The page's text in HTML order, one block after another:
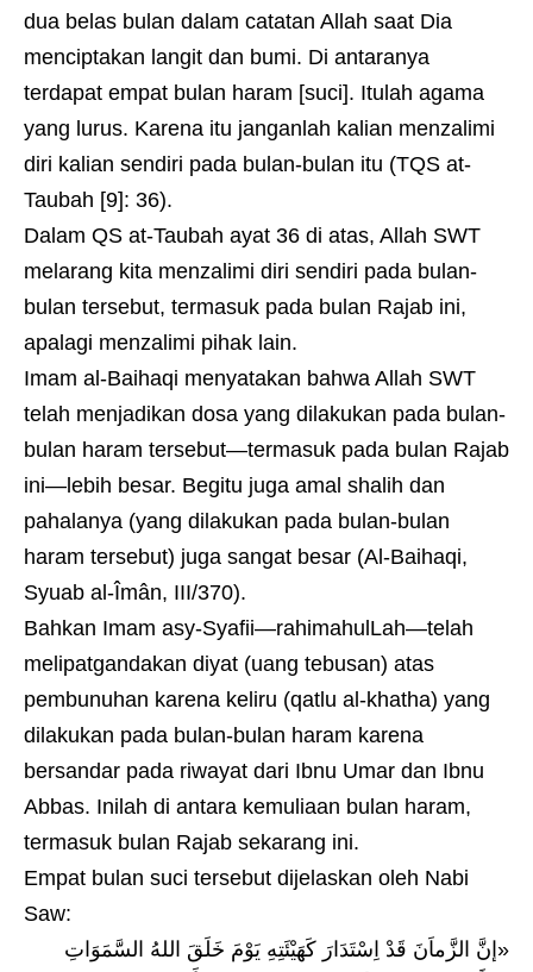
dua belas bulan dalam catatan Allah saat Dia
menciptakan langit dan bumi. Di antaranya
terdapat empat bulan haram [suci]. Itulah agama
yang lurus. Karena itu janganlah kalian menzalimi
diri kalian sendiri pada bulan-bulan itu (TQS at-
Taubah [9]: 36).
Dalam QS at-Taubah ayat 36 di atas, Allah SWT
melarang kita menzalimi diri sendiri pada bulan-
bulan tersebut, termasuk pada bulan Rajab ini,
apalagi menzalimi pihak lain.
Imam al-Baihaqi menyatakan bahwa Allah SWT
telah menjadikan dosa yang dilakukan pada bulan-
bulan haram tersebut—termasuk pada bulan Rajab
ini—lebih besar. Begitu juga amal shalih dan
pahalanya (yang dilakukan pada bulan-bulan
haram tersebut) juga sangat besar (Al-Baihaqi,
Syuab al-Îmân, III/370).
Bahkan Imam asy-Syafii—rahimahulLah—telah
melipatgandakan diyat (uang tebusan) atas
pembunuhan karena keliru (qatlu al-khatha) yang
dilakukan pada bulan-bulan haram karena
bersandar pada riwayat dari Ibnu Umar dan Ibnu
Abbas. Inilah di antara kemuliaan bulan haram,
termasuk bulan Rajab sekarang ini.
Empat bulan suci tersebut dijelaskan oleh Nabi
Saw:
«إنَّ الزَّماَنَ قَدْ اِسْتَدَارَ كَهَيْئَتِهِ يَوْمَ خَلَقَ اللهُ السَّمَوَاتِ